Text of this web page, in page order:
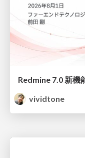
vividtone